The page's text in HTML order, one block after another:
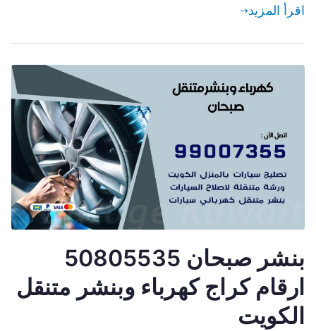
اقرأ المزيد
بنشر صبحان 50805535
ارقام كراج كهرباء وبنشر متنقل
الكويت